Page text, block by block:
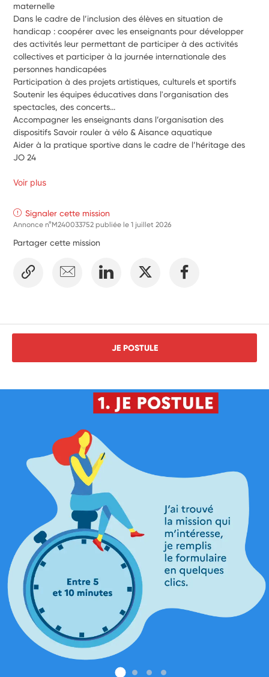
maternelle
Dans le cadre de l’inclusion des élèves en situation de
handicap : coopérer avec les enseignants pour développer
des activités leur permettant de participer à des activités
collectives et participer à la journée internationale des
personnes handicapées
Participation à des projets artistiques, culturels et sportifs
Soutenir les équipes éducatives dans l'organisation des
spectacles, des concerts...
Accompagner les enseignants dans l’organisation des
dispositifs Savoir rouler à vélo & Aisance aquatique
Aider à la pratique sportive dans le cadre de l’héritage des
JO 24
Voir plus
Signaler cette mission
Annonce n°M240033752 publiée le1 juillet 2026
Partager cette mission
JE POSTULE